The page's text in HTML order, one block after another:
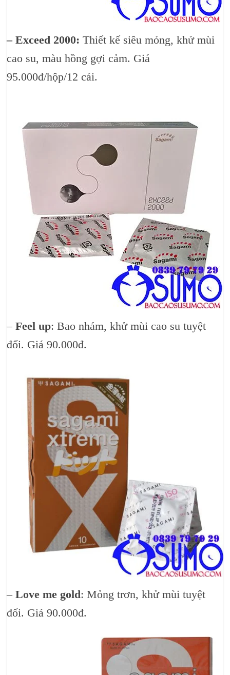
– Exceed 2000: Thiết kế siêu mỏng, khử mùi
cao su, màu hồng gợi cảm. Giá
95.000đ/hộp/12 cái.
–Feel up: Bao nhám, khử mùi cao su tuyệt
đối. Giá 90.000đ.
–Love me gold: Mỏng trơn, khử mùi tuyệt
đối. Giá 90.000đ.